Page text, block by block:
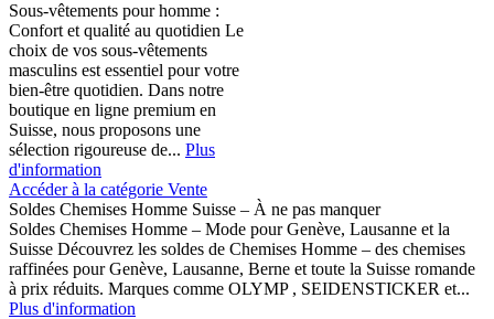
Sous-vêtements pour homme :
Confort et qualité au quotidien Le
choix de vos sous-vêtements
masculins est essentiel pour votre
bien-être quotidien. Dans notre
boutique en ligne premium en
Suisse, nous proposons une
sélection rigoureuse de... Plus
d'information
Accéder à la catégorie Vente
Soldes Chemises Homme Suisse – À ne pas manquer
Soldes Chemises Homme – Mode pour Genève, Lausanne et la
Suisse Découvrez les soldes de Chemises Homme – des chemises
raffinées pour Genève, Lausanne, Berne et toute la Suisse romande
à prix réduits. Marques comme OLYMP , SEIDENSTICKER et...
Plus d'information